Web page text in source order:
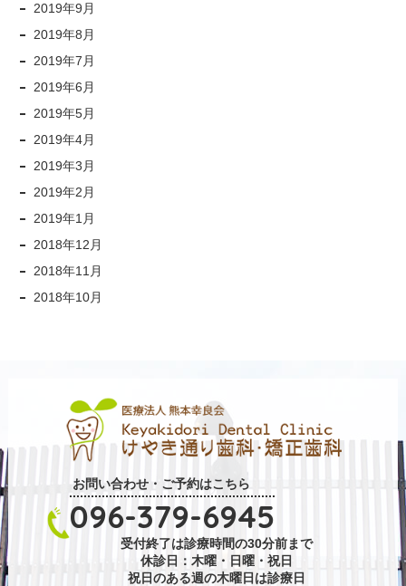
2019年9月
2019年8月
2019年7月
2019年6月
2019年5月
2019年4月
2019年3月
2019年2月
2019年1月
2018年12月
2018年11月
2018年10月
お問い合わせ・ご予約はこちら
096-379-6945
受付終了は診療時間の30分前まで
休診日：木曜・日曜・祝日
祝日のある週の木曜日は診療日